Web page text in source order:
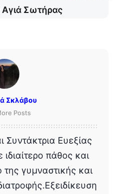
Σωτήρας
Σκλάβου
Posts
Συντάκτρια Ευεξίας
πάθος και
γυμναστικής και